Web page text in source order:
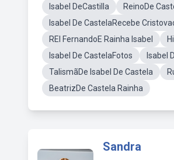
Isabel DeCastilla
ReinoDe
Isabel De CastelaRecebe
REI FernandoE Rainha Isabel
Isabel De CastelaFotos
Isabel
TalismãDe Isabel De Castela
BeatrizDe Castela Rainha
Sandra